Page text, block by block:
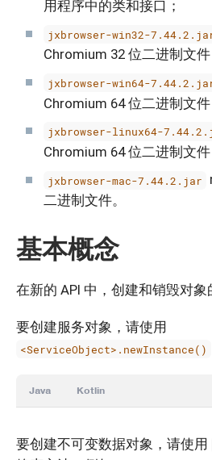
用程序中的类和接口；
jxbrowser-win32-
Chromium 32 位二进制文件
jxbrowser-win64-
Chromium 64 位二进制文件
jxbrowser-linux64-
Chromium 64 位二进制文件
jxbrowser-mac-7.44.2.jar
二进制文件。
基本概念
在新的 API 中，创建和销毁对象
要创建服务对象，请使用
<ServiceObject>.newInstance()
Java Kotlin
要创建不可变数据对象，请使用